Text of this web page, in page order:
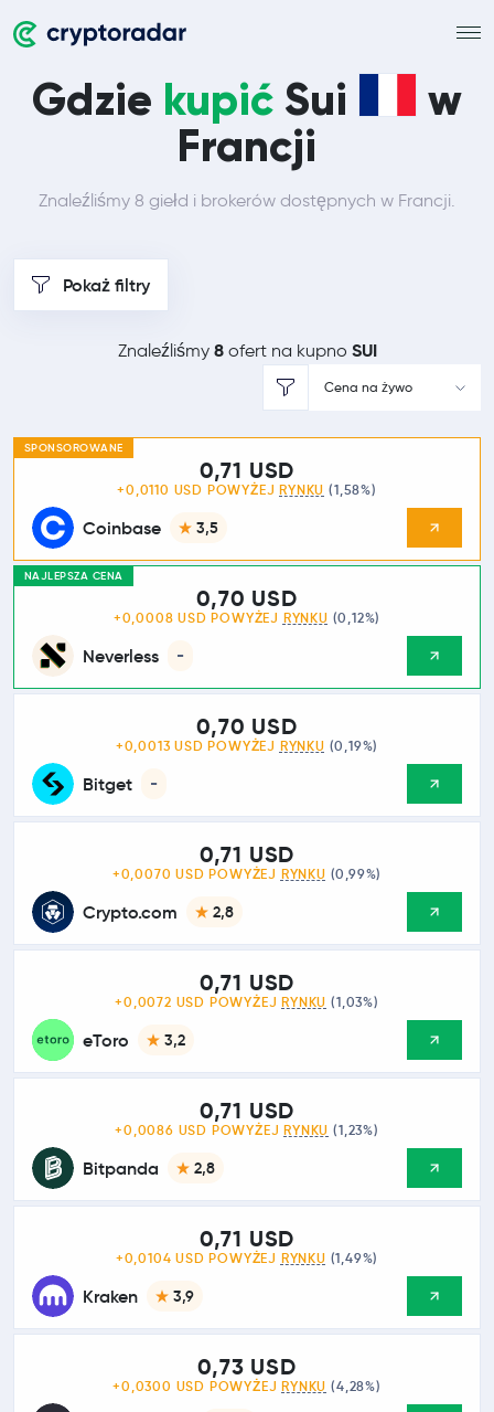
Gdzie kupić Sui
w
Francji
Znaleźliśmy 8 giełd i brokerów dostępnych w Francji.
Pokaż filtry
Znaleźliśmy 8ofert na kupno SUI
Cena na żywo
SPONSOROWANE
Coinbase 3,5
0,71 USD
+0,0110 USD POWYŻEJ RYNKU (1,58%)
NAJLEPSZA CENA
Neverless -
0,70 USD
+0,0008 USD POWYŻEJ RYNKU (0,12%)
Bitget -
0,70 USD
+0,0013 USD POWYŻEJ RYNKU (0,19%)
Crypto.com 2,8
0,71 USD
+0,0070 USD POWYŻEJ RYNKU (0,99%)
eToro 3,2
0,71 USD
+0,0072 USD POWYŻEJ RYNKU (1,03%)
Bitpanda 2,8
0,71 USD
+0,0086 USD POWYŻEJ RYNKU (1,23%)
Kraken 3,9
0,71 USD
+0,0104 USD POWYŻEJ RYNKU (1,49%)
0,73 USD
+0,0300 USD POWYŻEJ RYNKU (4,28%)